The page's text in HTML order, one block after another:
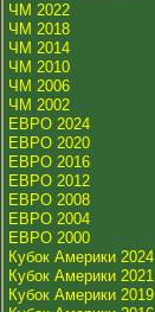
ЧМ 2022
ЧМ 2018
ЧМ 2014
ЧМ 2010
ЧМ 2006
ЧМ 2002
ЕВРО 2024
ЕВРО 2020
ЕВРО 2016
ЕВРО 2012
ЕВРО 2008
ЕВРО 2004
ЕВРО 2000
Кубок Америки 2024
Кубок Америки 2021
Кубок Америки 2019